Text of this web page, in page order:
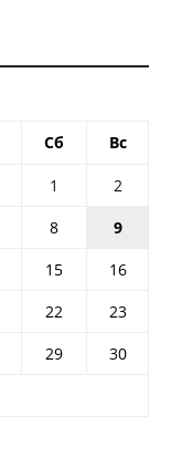
Сб Вс
1
2
8
9
15
16
22
23
29
30